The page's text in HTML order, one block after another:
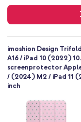
verzending
imoshion Design
A16 / iPad 10 (2022)
screenprotector
/ (2024) M2 / iPad 11
inch